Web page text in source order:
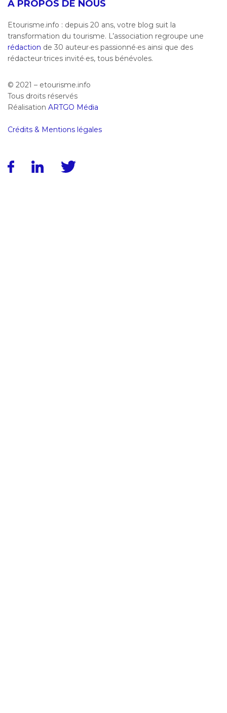
À PROPOS DE NOUS
Etourisme.info : depuis 20 ans, votre blog suit la
transformation du tourisme. L’association regroupe une
rédaction de 30 auteur·es passionné·es ainsi que des
rédacteur·trices invité·es, tous bénévoles.
© 2021 – etourisme.info
Tous droits réservés
Réalisation ARTGO Média
Crédits & Mentions légales